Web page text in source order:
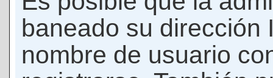
baneado su dirección
nombre de usuario